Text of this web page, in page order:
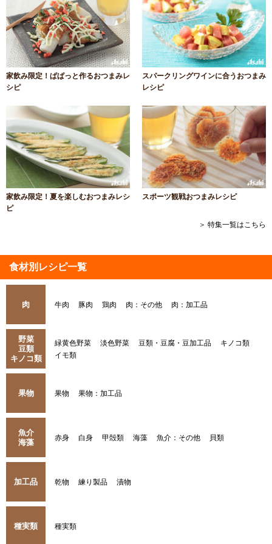
家飲み限定！ぱぱっと作るおつまみレ
シピ
スパークリングワインに合うおつまみ
レシピ
家飲み限定！夏を楽しむおつまみレシ
ピ
スポーツ観戦おつまみレシピ
＞ 特集一覧はこちら
食材別レシピ一覧
肉 牛肉 豚肉 鶏肉 肉：その他 肉：加工品
野菜
豆類
キノコ類
緑黄色野菜 淡色野菜 豆類・豆腐・豆加工品
キノコ類
イモ類
果物 果物 果物：加工品
魚介
海藻
赤身 白身 甲殻類 海藻 魚介：その他 貝類
加工品 乾物 練り製品 漬物
種実類 種実類